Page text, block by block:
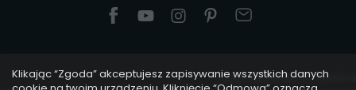
Sklep internetowy SOTESHOP AI
Klikając “Zgoda” akceptujesz zapisywanie wszystkich danych